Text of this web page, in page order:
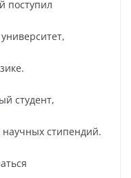
поступил
студент,
стипендий.